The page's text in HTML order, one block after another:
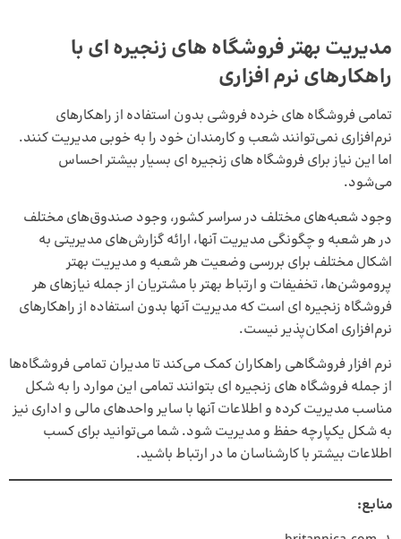
مدیریت بهتر فروشگاه های زنجیره ای با
راهکارهای نرم افزاری
تمامی فروشگاه‌ های خرده‌ فروشی بدون استفاده از راهکارهای
نرم‌افزاری نمی‌توانند شعب و کارمندان خود را به خوبی مدیریت کنند.
اما این نیاز برای فروشگاه‌ های زنجیره‌ ای بسیار بیشتر احساس
می‌شود.
وجود شعبه‌های مختلف در سراسر کشور، وجود صندوق‌های مختلف
در هر شعبه و چگونگی مدیریت آنها، ارائه گزارش‌های مدیریتی به
اشکال مختلف برای بررسی وضعیت هر شعبه و مدیریت بهتر
پروموشن‌ها، تخفیفات و ارتباط بهتر با مشتریان از جمله نیازهای هر
فروشگاه زنجیره ای است که مدیریت آنها بدون استفاده از راهکارهای
نرم‌افزاری امکان‌پذیر نیست.
نرم افزار فروشگاهی راهکارانکمک می‌کند تا مدیران تمامی فروشگاه‌ها
از جمله فروشگاه‌ های زنجیره‌ ای بتوانند تمامی این موارد را به شکل
مناسب مدیریت کرده و اطلاعات آنها با سایر واحدهای مالی و اداری نیز
به شکل یکپارچه حفظ و مدیریت شود. شما می‌توانید برای کسب
اطلاعات بیشتر با کارشناسان ما در ارتباط باشید.
منابع: